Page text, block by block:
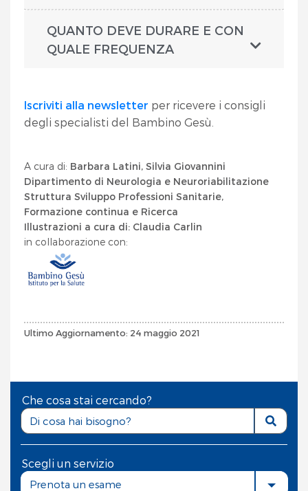
QUANTO DEVE DURARE E CON
QUALE FREQUENZA
Iscriviti alla newsletter per ricevere i consigli
degli specialisti del Bambino Gesù.
A cura di: Barbara Latini, Silvia Giovannini
Dipartimento di Neurologia e Neuroriabilitazione
Struttura Sviluppo Professioni Sanitarie,
Formazione continua e Ricerca
Illustrazioni a cura di: Claudia Carlin
in collaborazione con:
Ultimo Aggiornamento: 24 maggio 2021
Che cosa stai cercando?
Scegli un servizio
Prenota un esame